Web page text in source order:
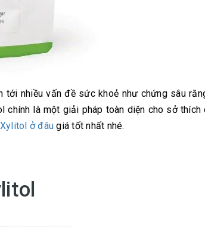
tới nhiều vấn đề sức khoẻ như chứng sâu
là một giải pháp toàn diện cho sở thích
ở đâu giá tốt nhất nhé.